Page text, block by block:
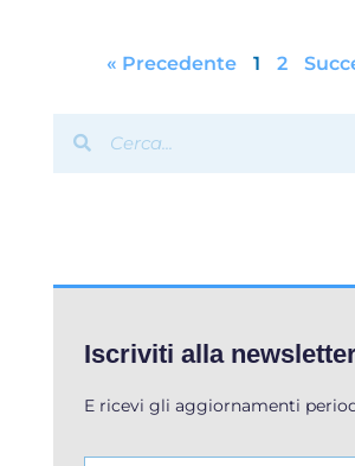
« Precedente 1 2
Iscriviti alla
E ricevi gli aggiornamenti